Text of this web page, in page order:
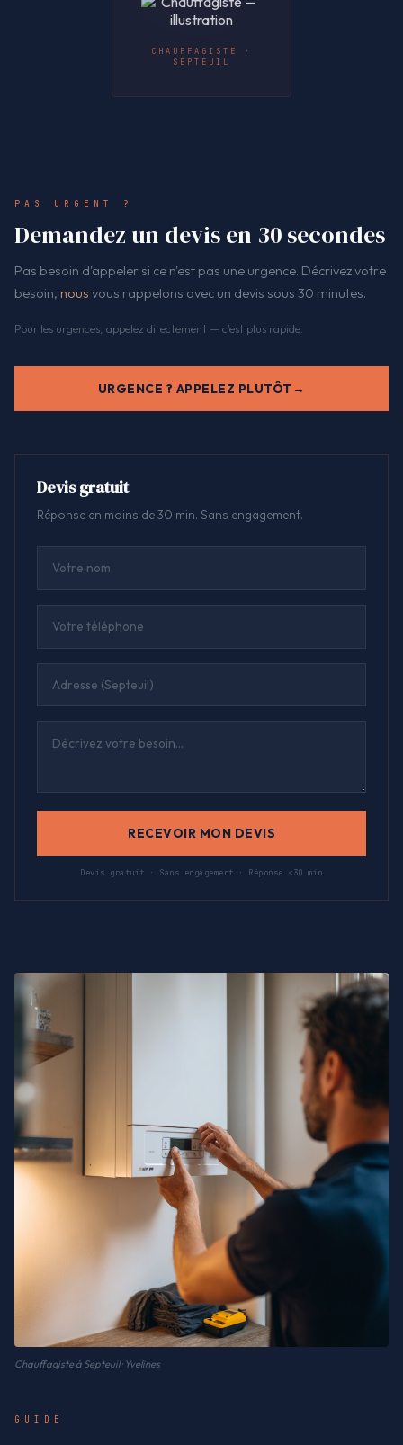
CHAUFFAGISTE ·
SEPTEUIL
PAS URGENT ?
Demandez un devis en 30 secondes
Pas besoin d'appeler si ce n'est pas une urgence. Décrivez votre
besoin, nous vous rappelons avec un devis sous 30 minutes.
Pour les urgences, appelez directement — c'est plus rapide.
URGENCE ? APPELEZ PLUTÔT
Devis gratuit
Réponse en moins de 30 min. Sans engagement.
RECEVOIR MON DEVIS
Devis gratuit · Sans engagement · Réponse <30 min
Chauffagiste à Septeuil · Yvelines
GUIDE